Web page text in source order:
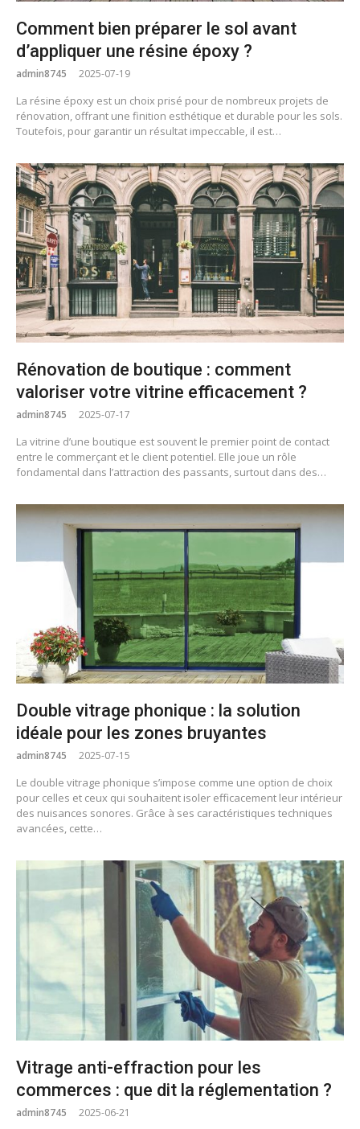
Comment bien préparer le sol avant
d’appliquer une résine époxy ?
admin8745 2025-07-19
La résine époxy est un choix prisé pour de nombreux projets de
rénovation, offrant une finition esthétique et durable pour les sols.
Toutefois, pour garantir un résultat impeccable, il est…
Rénovation de boutique : comment
valoriser votre vitrine efficacement ?
admin8745 2025-07-17
La vitrine d’une boutique est souvent le premier point de contact
entre le commerçant et le client potentiel. Elle joue un rôle
fondamental dans l’attraction des passants, surtout dans des…
Double vitrage phonique : la solution
idéale pour les zones bruyantes
admin8745 2025-07-15
Le double vitrage phonique s’impose comme une option de choix
pour celles et ceux qui souhaitent isoler efficacement leur intérieur
des nuisances sonores. Grâce à ses caractéristiques techniques
avancées, cette…
Vitrage anti-effraction pour les
commerces : que dit la réglementation ?
admin8745 2025-06-21